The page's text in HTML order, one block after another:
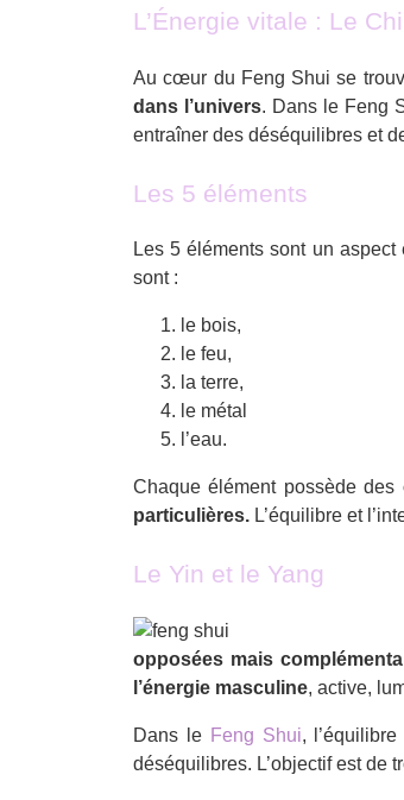
L’Énergie vitale : Le Chi
Au cœur du Feng Shui se
dans l’univers. Dans le Feng
entraîner des déséquilibres et
Les 5 éléments
Les 5 éléments sont un
sont :
le bois,
le feu,
la terre,
le métal
l’eau.
Chaque élément possède des
particulières. L’équilibre et
Le Yin et le Yang
opposées mais
l’énergie masculine, active,
Dans le Feng Shui,
déséquilibres. L’objectif est de